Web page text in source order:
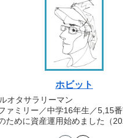
ホビット
オタサラリーマン
ァミリー／中学16年生／5,15
ために資産運用始めました（